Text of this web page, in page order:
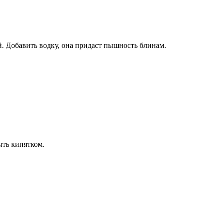
Добавить водку, она придаст пышность блинам.
кипятком.